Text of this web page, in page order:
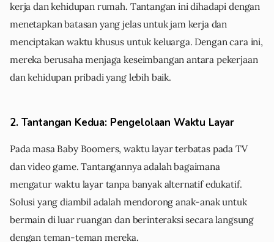
kerja dan kehidupan rumah. Tantangan ini dihadapi dengan
menetapkan batasan yang jelas untuk jam kerja dan
menciptakan waktu khusus untuk keluarga. Dengan cara ini,
mereka berusaha menjaga keseimbangan antara pekerjaan
dan kehidupan pribadi yang lebih baik.
2. Tantangan Kedua: Pengelolaan Waktu Layar
Pada masa Baby Boomers, waktu layar terbatas pada TV
dan video game. Tantangannya adalah bagaimana
mengatur waktu layar tanpa banyak alternatif edukatif.
Solusi yang diambil adalah mendorong anak-anak untuk
bermain di luar ruangan dan berinteraksi secara langsung
dengan teman-teman mereka.